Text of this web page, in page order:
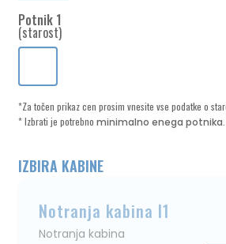
Potnik 1
(starost)
*Za točen prikaz cen prosim vnesite vse podatke o
* Izbrati je potrebno minimalno enega potnika
IZBIRA KABINE
Notranja kabina I1
Notranja kabina